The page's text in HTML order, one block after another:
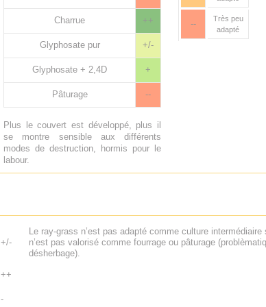
Charrue ++
Glyphosate pur +/-
Glyphosate + 2,4D +
Pâturage --
Plus le couvert est développé, plus il
se montre sensible aux différents
modes de destruction, hormis pour le
labour.
--
Très peu
adapté
+/-
Le ray-grass n’est pas adapté comme culture intermédiaire
n’est pas valorisé comme fourrage ou pâturage
désherbage).
++
-